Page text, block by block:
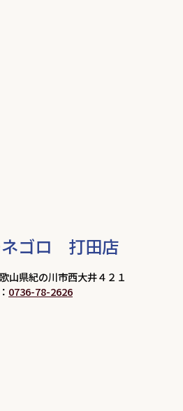
ネゴロ 打田店
県紀の川市西大井４２１
0736-78-2626